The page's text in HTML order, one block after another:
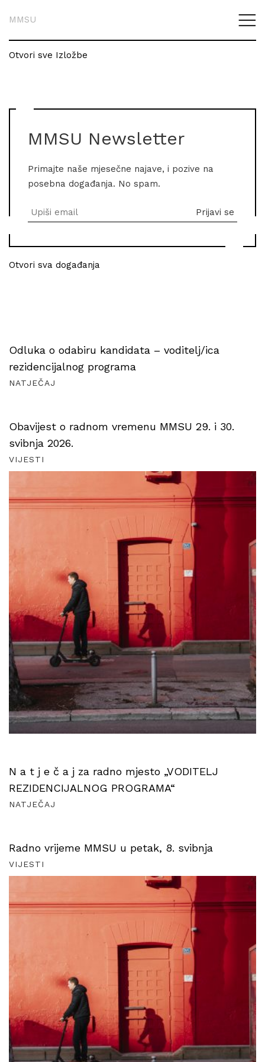
MMSU
Otvori sve Izložbe
MMSU Newsletter
Primajte naše mjesečne najave, i pozive na
posebna događanja. No spam.
Otvori sva događanja
Odluka o odabiru kandidata – voditelj/ica
rezidencijalnog programa
NATJEČAJ
Obavijest o radnom vremenu MMSU 29. i 30.
svibnja 2026.
VIJESTI
N a t j e č a j za radno mjesto „VODITELJ
REZIDENCIJALNOG PROGRAMA“
NATJEČAJ
Radno vrijeme MMSU u petak, 8. svibnja
VIJESTI